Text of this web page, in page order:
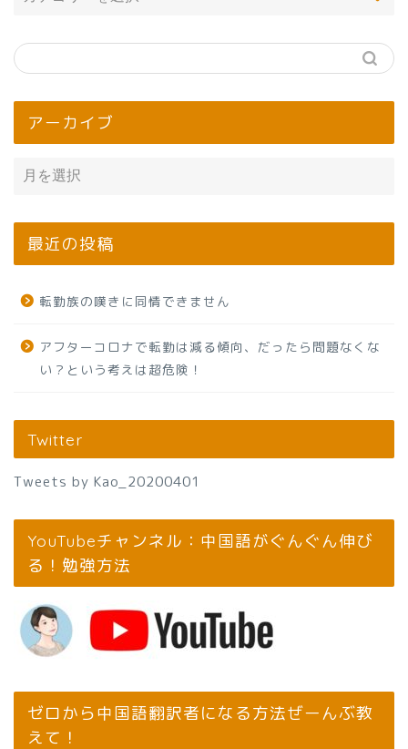
アーカイブ
最近の投稿
転勤族の嘆きに同情できません
アフターコロナで転勤は減る傾向、だったら問題なくな
い？という考えは超危険！
Twitter
Tweets by Kao_20200401
YouTubeチャンネル：中国語がぐんぐん伸び
る！勉強方法
ゼロから中国語翻訳者になる方法ぜーんぶ教
えて！